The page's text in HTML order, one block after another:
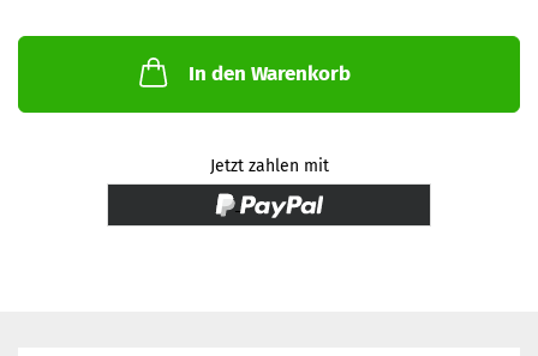
In den Warenkorb
Jetzt zahlen mit